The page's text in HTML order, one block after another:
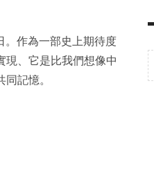
。作為一部史上期待度
現、它是比我們想像中
記憶。